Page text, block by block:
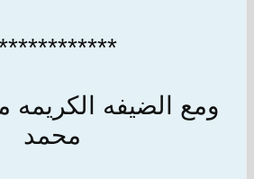
ومع الضيفه الكريمه
محمد